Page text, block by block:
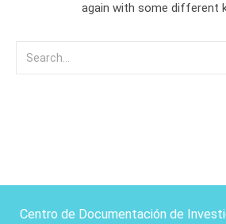
again with some different
Centro de Documentación de